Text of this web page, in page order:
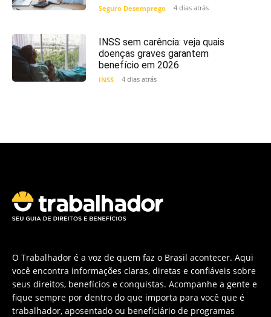
Seguro Desemprego 4 dias atrás
INSS sem carência: veja quais
doenças graves garantem
benefício em 2026
INSS 4 dias atrás
O Trabalhador é a voz de quem faz o Brasil acontecer. Aqui
você encontra informações claras, diretas e confiáveis sobre
seus direitos, benefícios e conquistas. Acompanhe a gente e
fique sempre por dentro do que importa para você que é
trabalhador, aposentado ou beneficiário de programas